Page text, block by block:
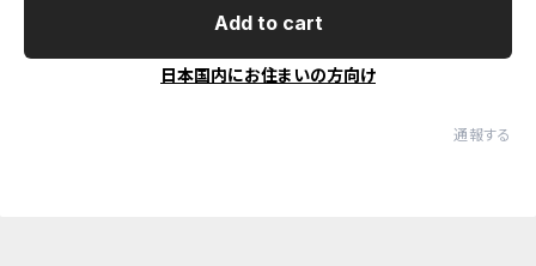
Add to cart
日本国内にお住まいの方向け
通報する